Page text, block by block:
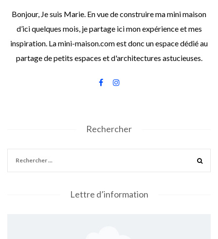
Bonjour, Je suis Marie. En vue de construire ma mini maison
d’ici quelques mois, je partage ici mon expérience et mes
inspiration. La mini-maison.com est donc un espace dédié au
partage de petits espaces et d'architectures astucieuses.
Rechercher
Lettre d’information